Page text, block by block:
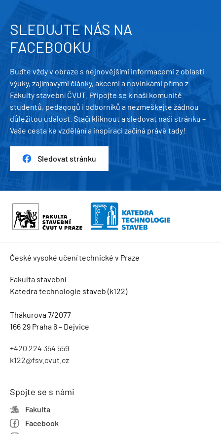
SLEDUJTE NÁS NA
FACEBOOKU
Buďte vždy v obraze s nejnovějšími informacemi z oblasti
výuky, zajímavými články, akcemi a novinkami přímo z
Fakulty stavební ČVUT. Připojte se k naší komunitě
studentů, pedagogů i odborníků a nezmeškejte žádnou
důležitou událost. Stačí kliknout a sledovat naši stránku –
Vaše cesta ke vzdělání a inspiraci začíná právě tady!
Sledovat stránku
České vysoké učení technické v Praze
Fakulta stavební
Katedra technologie staveb (k122)
Thákurova 7/2077
166 29 Praha 6 – Dejvice
+420 224 354 559
k122@fsv.cvut.cz
Spojte se s námi
Fakulta
Facebook